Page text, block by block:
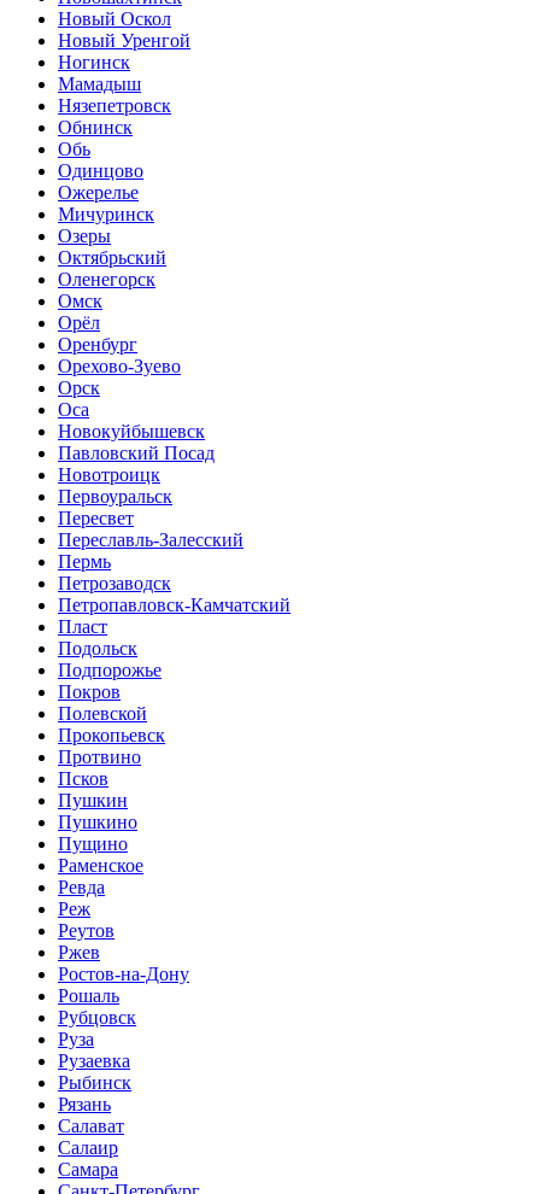
Новый Оскол
Новый Уренгой
Ногинск
Мамадыш
Нязепетровск
Обнинск
Обь
Одинцово
Ожерелье
Мичуринск
Озеры
Октябрьский
Оленегорск
Омск
Орёл
Оренбург
Орехово-Зуево
Орск
Оса
Новокуйбышевск
Павловский Посад
Новотроицк
Первоуральск
Пересвет
Переславль-Залесский
Пермь
Петрозаводск
Петропавловск-Камчатский
Пласт
Подольск
Подпорожье
Покров
Полевской
Прокопьевск
Протвино
Псков
Пушкин
Пушкино
Пущино
Раменское
Ревда
Реж
Реутов
Ржев
Ростов-на-Дону
Рошаль
Рубцовск
Руза
Рузаевка
Рыбинск
Рязань
Салават
Салаир
Самара